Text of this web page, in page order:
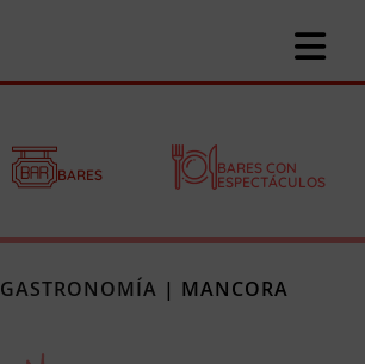
BARES
BARES CON
ESPECTÁCULOS
GASTRONOMÍA | MANCORA